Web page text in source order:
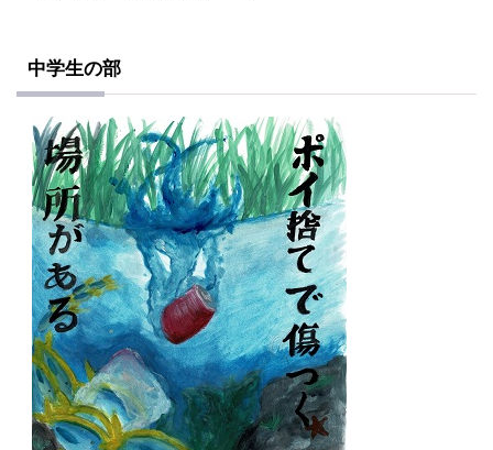
中学生の部